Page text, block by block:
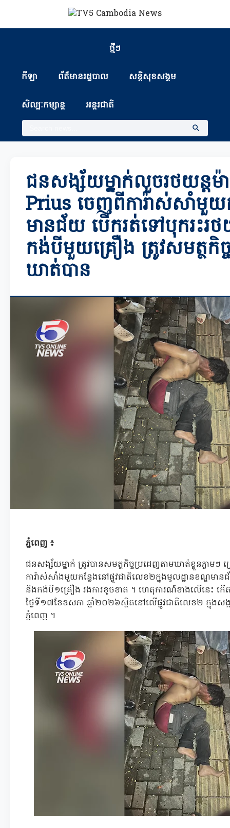
ថ្មីៗ
កីឡា ព័ត៏មានរដ្ឋបាល សន្តិសុខសង្គម
សិល្បៈកម្សាន្ត អន្តរជាតិ
ជនសង្ស័យម្នាក់លួចរថយន្តម៉
Prius ចេញពីការ៉ាស់សាំមួយ
មានជ័យ បើករត់ទៅបុករះរ
កង់បីមួយគ្រឿង ត្រូវសមត្ថកិច្
ឃាត់បាន
ភ្នំពេញ ៖
ជនសង្ស័យម្នាក់ ត្រូវបានសមត្ថកិច្ចប្រដេញតាមឃាត់ខ្លួនភ្លាម
ការ៉ាស់សាំងមួយកន្លែងនៅផ្លូវជាតិលេខ២ក្នុងមូលដ្ឋានខណ្ឌម
និងកង់បី១គ្រឿង រងការខូចខាត ។ ហេតុការណ៍ខាងលើនេះ ក
ថ្ងៃទី១៧ខែឧសភា ឆ្នាំ២០២៦ស្ថិតនៅលើផ្លូវជាតិលេខ២ ក្នុងស
ភ្នំពេញ ។